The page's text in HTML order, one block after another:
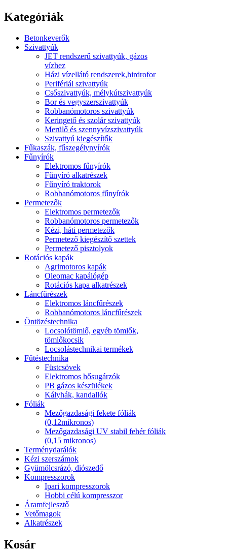
Kategóriák
Betonkeverők
Szivattyúk
JET rendszerű szivattyúk, gázos
vízhez
Házi vízellátó rendszerek,hirdrofor
Perifériál szivattyúk
Csőszivattyúk, mélykútszivattyúk
Bor és vegyszerszivattyúk
Robbanómotoros szivattyúk
Keringető és szolár szivattyúk
Merülő és szennyvízszivattyúk
Szivattyú kiegészítők
Fűkaszák, fűszegélynyírók
Fűnyírók
Elektromos fűnyírók
Fűnyíró alkatrészek
Fűnyíró traktorok
Robbanómotoros fűnyírók
Permetezők
Elektromos permetezők
Robbanómotoros permetezők
Kézi, háti permetezők
Permetező kiegészítő szettek
Permetező pisztolyok
Rotációs kapák
Agrimotoros kapák
Oleomac kapálógép
Rotációs kapa alkatrészek
Láncfűrészek
Elektromos láncfűrészek
Robbanómotoros láncfűrészek
Öntözéstechnika
Locsolótömlő, egyéb tömlők,
tömlőkocsik
Locsolástechnikai termékek
Fűtéstechnika
Füstcsövek
Elektromos hősugárzók
PB gázos készülékek
Kályhák, kandallók
Fóliák
Mezőgazdasági fekete fóliák
(0,12mikronos)
Mezőgazdasági UV stabil fehér fóliák
(0,15 mikronos)
Terménydarálók
Kézi szerszámok
Gyümölcsrázó, diószedő
Kompresszorok
Ipari kompresszorok
Hobbi célú kompresszor
Áramfejlesztő
Vetőmagok
Alkatrészek
Kosár